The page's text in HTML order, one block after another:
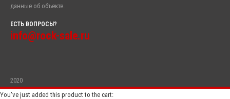
данные об объекте.
ЕСТЬ ВОПРОСЫ?
info@rock-sale.ru
2020
You've just added this product to the cart: